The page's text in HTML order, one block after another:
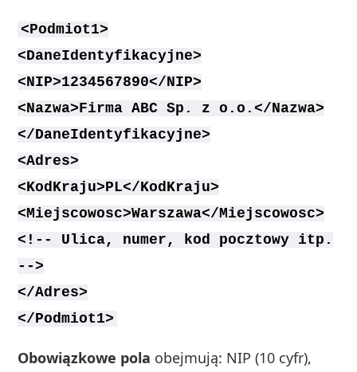
<Podmiot1>
<DaneIdentyfikacyjne>
<NIP>1234567890</NIP>
<Nazwa>Firma ABC Sp. z o.o.</Nazwa>
</DaneIdentyfikacyjne>
<Adres>
<KodKraju>PL</KodKraju>
<Miejscowosc>Warszawa</Miejscowosc>
<!-- Ulica, numer, kod pocztowy itp.
-->
</Adres>
</Podmiot1>
Obowiązkowe pola obejmują: NIP (10 cyfr),